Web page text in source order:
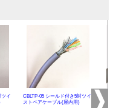
ツイ
CBLTP-05 シールド付き5対ツイ
ストペアケーブル(屋内用)
イ